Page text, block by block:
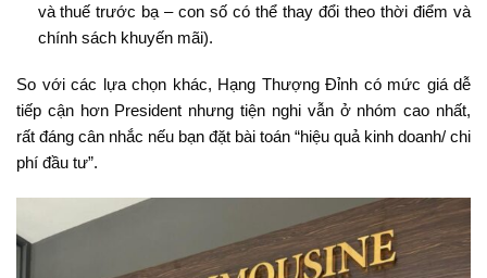
và thuế trước bạ – con số có thể thay đổi theo thời điểm và
chính sách khuyến mãi).
So với các lựa chọn khác, Hạng Thượng Đỉnh có mức giá dễ
tiếp cận hơn President nhưng tiện nghi vẫn ở nhóm cao nhất,
rất đáng cân nhắc nếu bạn đặt bài toán “hiệu quả kinh doanh/ chi
phí đầu tư”.